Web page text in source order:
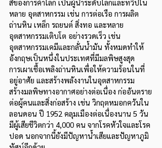
สี่ของการค้าโลก เป็นผู้นำระดับโลกและทวีปใน
หลาย อุตสาหกรรม เช่น การต่อเรือ การผลิต
ถ่านหิน เหล็ก รถยนต์ สิ่งทอ และหลาย
อุตสาหกรรมเติบโต อย่างรวดเร็ว เช่น
อุตสาหกรรมเคมีและกลั่นน้ำมัน ทั้งหมดทำให้
อังกฤษเป็นหนึ่งในประเทศที่มีมลพิษสูงสุด
การเผาเชื้อเพลิงถ่านหินเพื่อให้ความร้อนในที่
อยู่อาศัย และสร้างพลังงานในอุตสาหกรรม
สร้างมลพิษทางอากาศอย่างต่อเนื่อง ก่ออันตราย
ต่อผู้คนและสิ่งก่อสร้าง เช่น วิกฤตหมอกควันใน
ลอนดอน ปี 1952 คลุมเมืองต่อเนื่องนาน 5 วัน
มีผู้เสียชีวิตกว่า 4,000 คน จากโรคหัวใจและโรค
ปอด นอกจากนี้ยังมีปัญหาน้ำเสียและปัญหาภูมิ